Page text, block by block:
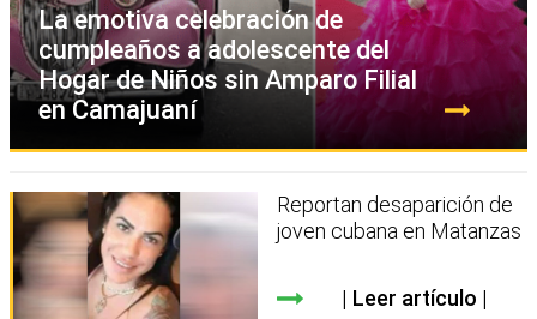
La emotiva celebración de
cumpleaños a adolescente del
Hogar de Niños sin Amparo Filial
en Camajuaní
Reportan desaparición de
joven cubana en Matanzas
Leer artículo